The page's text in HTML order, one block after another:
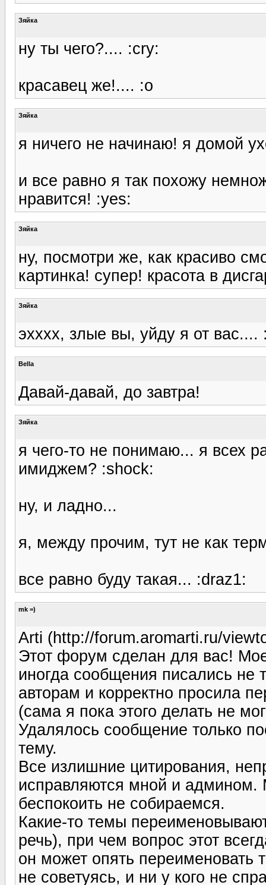
Зяйка
ну ты чего?.... :cry:
красавец же!.... :o
Зяйка
я ничего не начинаю! я домой
и все равно я так похожу
нравится! :yes:
Зяйка
ну, посмотри же, как красиво
картинка! супер! красота в
Зяйка
эхххх, злые вы, уйду я от вас....
Bella
Давай-давай, до завтра!
Зяйка
я чего-то не понимаю... я всех
имиджем? :shock:
ну, и ладно...
я, между прочим, тут не как
все равно буду такая... :draz1:
mk =)
Arti (http://forum.aromarti.ru/
Этот форум сделан для вас!
иногда сообщения писались не
авторам и корректно просила
(сама я пока этого делать не
Удалялось сообщение только
тему.
Все излишние цитирования,
исправляются мной и админом.
беспокоить не собираемся.
Какие-то темы
речь), при чем вопрос этот
он может опять переименовать
не советуясь, и ни у кого не